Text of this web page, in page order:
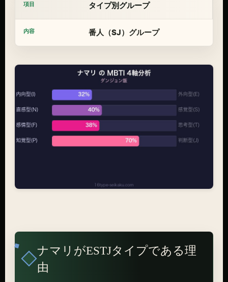
タイプ別グループ
番人（SJ）グループ
ナマリがESTJタイプである理
由